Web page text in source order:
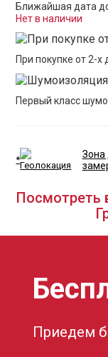
Ближайшая дата
Нет в наличии
При покупке от 2-х
Первый класс
*
Зона
Посмотреть
Приедем